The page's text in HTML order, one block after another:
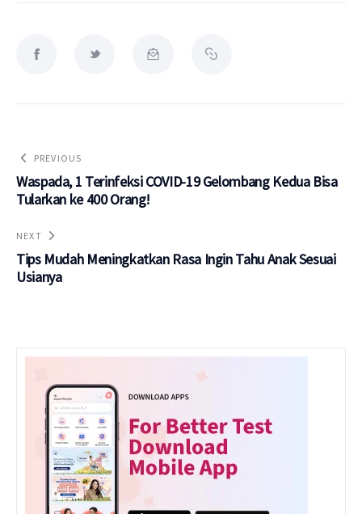
PREVIOUS
Waspada, 1 Terinfeksi COVID-19 Gelombang Kedua Bisa
Tularkan ke 400 Orang!
NEXT
Tips Mudah Meningkatkan Rasa Ingin Tahu Anak Sesuai
Usianya